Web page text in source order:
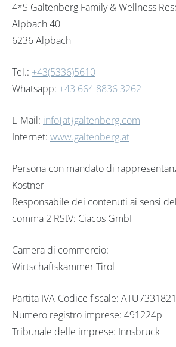
4*S Galtenberg Family & Wellness
Alpbach 40
6236 Alpbach
Tel.: +43(5336)5610
Whatsapp: +43 664 8836 3262
E-Mail: info{at}galtenberg.com
Internet: www.galtenberg.at
Persona con mandato di
Kostner
Responsabile dei contenuti ai sensi
comma 2 RStV: Ciacos GmbH
Camera di commercio:
Wirtschaftskammer Tirol
Partita IVA-Codice fiscale:
Numero registro imprese: 491224p
Tribunale delle imprese: Innsbruck